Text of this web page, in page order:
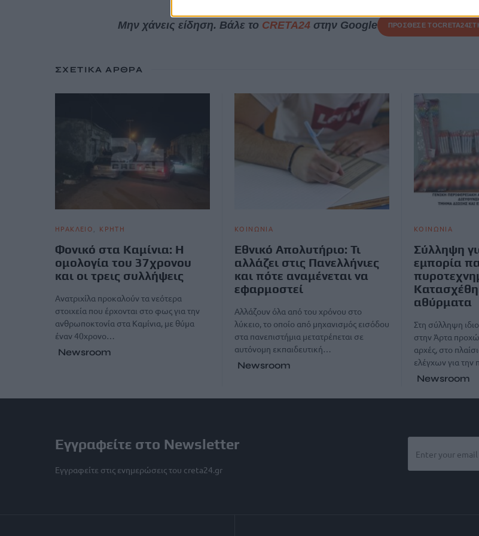
Μην χάνεις είδηση. Βάλε το CRETA24στην Google ΠΡΟΣΘΕΣΕ ΤΟCRETA24
ΣΧΕΤΙΚΆ ΆΡΘΡΑ
ΗΡΑΚΛΕΙΟ ΚΡΗΤΗ
Φονικό στα Καμίνια: Η
ομολογία του 37χρονου
και οι τρεις συλλήψεις
Ανατριχίλα προκαλούν τα νεότερα
στοιχεία που έρχονται στο φως για την
ανθρωποκτονία στα Καμίνια, με θύμα
έναν 40χρονο…
Newsroom
ΚΟΙΝΩΝΙΑ
Εθνικό Απολυτήριο: Τι
αλλάζει στις Πανελλήνιες
και πότε αναμένεται να
εφαρμοστεί
Αλλάζουν όλα από του χρόνου στο
λύκειο, το οποίο από μηχανισμός εισόδου
στα πανεπιστήμια μετατρέπεται σε
αυτόνομη εκπαιδευτική…
Newsroom
ΚΟΙΝΩΝΙΑ
Σύλληψη
εμπορία
αθύρματα
Στη σύλληψη
στην Άρτα
αρχές, στο
ελέγχων για
Newsroom
Εγγραφείτε στο Newsletter
Εγγραφείτε στις ενημερώσεις του creta24.gr